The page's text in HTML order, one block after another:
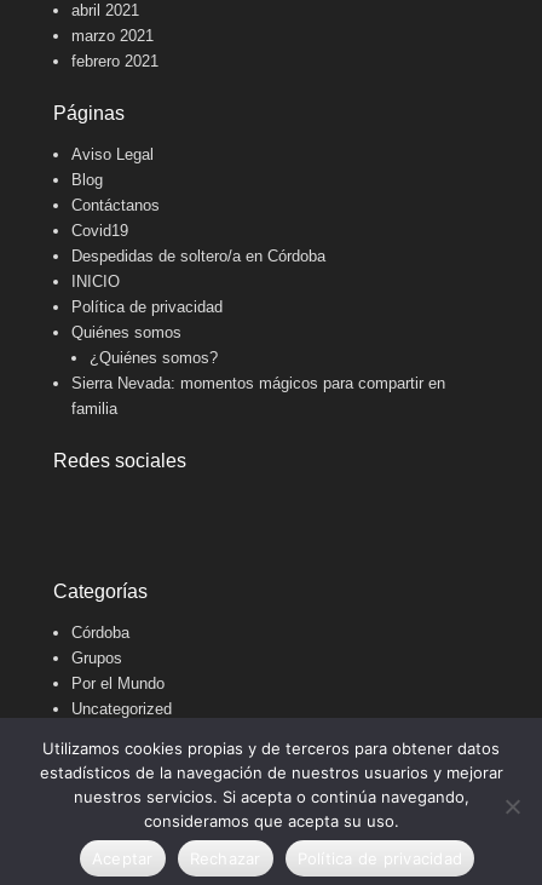
abril 2021
marzo 2021
febrero 2021
Páginas
Aviso Legal
Blog
Contáctanos
Covid19
Despedidas de soltero/a en Córdoba
INICIO
Política de privacidad
Quiénes somos
¿Quiénes somos?
Sierra Nevada: momentos mágicos para compartir en
familia
Redes sociales
Categorías
Córdoba
Grupos
Por el Mundo
Uncategorized
Copyright © 2021viajomasymejorTodos los derechos
reservados.
Tema Adventurous por
Catch Themes
Utilizamos cookies propias y de terceros para obtener datos
estadísticos de la navegación de nuestros usuarios y mejorar
nuestros servicios. Si acepta o continúa navegando,
consideramos que acepta su uso.
Aceptar
Rechazar Política de privacidad